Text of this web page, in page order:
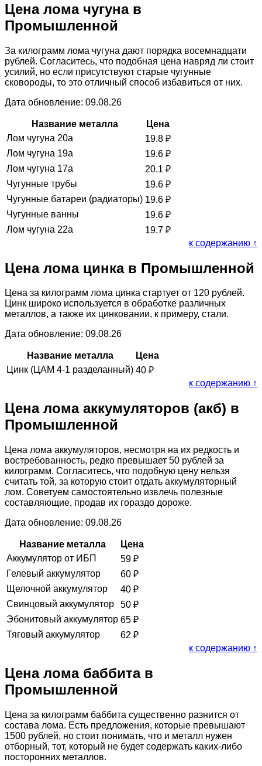
Цена лома чугуна в
Промышленной
За килограмм лома чугуна дают порядка восемнадцати
рублей. Согласитесь, что подобная цена навряд ли стоит
усилий, но если присутствуют старые чугунные
сковороды, то это отличный способ избавиться от них.
Дата обновление: 09.08.26
Название металла
Цена
Лом чугуна 20а
19.8 ₽
Лом чугуна 19а
19.6 ₽
Лом чугуна 17а
20.1 ₽
Чугунные трубы
19.6 ₽
Чугунные батареи (радиаторы) 19.6 ₽
Чугунные ванны
19.6 ₽
Лом чугуна 22а
19.7 ₽
к содержанию ↑
Цена лома цинка в Промышленной
Цена за килограмм лома цинка стартует от 120 рублей.
Цинк широко используется в обработке различных
металлов, а также их цинковании, к примеру, стали.
Дата обновление: 09.08.26
Название металла
Цена
Цинк (ЦАМ 4-1 разделанный) 40 ₽
к содержанию ↑
Цена лома аккумуляторов (акб) в
Промышленной
Цена лома аккумуляторов, несмотря на их редкость и
востребованность, редко превышает 50 рублей за
килограмм. Согласитесь, что подобную цену нельзя
считать той, за которую стоит отдать аккумуляторный
лом. Советуем самостоятельно извлечь полезные
составляющие, продав их гораздо дороже.
Дата обновление: 09.08.26
Название металла
Цена
Аккумулятор от ИБП
59 ₽
Гелевый аккумулятор
60 ₽
Щелочной аккумулятор
40 ₽
Свинцовый аккумулятор
50 ₽
Эбонитовый аккумулятор 65 ₽
Тяговый аккумулятор
62 ₽
к содержанию ↑
Цена лома баббита в
Промышленной
Цена за килограмм баббита существенно разнится от
состава лома. Есть предложения, которые превышают
1500 рублей, но стоит понимать, что и металл нужен
отборный, тот, который не будет содержать каких-либо
посторонних металлов.